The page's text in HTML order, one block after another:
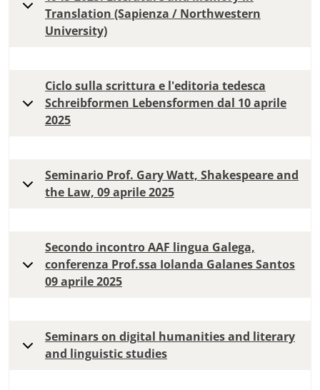
Translation (Sapienza / Northwestern
University)
Ciclo sulla scrittura e l'editoria tedesca
Schreibformen Lebensformen dal 10 aprile
2025
Seminario Prof. Gary Watt, Shakespeare and
the Law, 09 aprile 2025
Secondo incontro AAF lingua Galega,
conferenza Prof.ssa Iolanda Galanes Santos
09 aprile 2025
Seminars on digital humanities and literary
and linguistic studies